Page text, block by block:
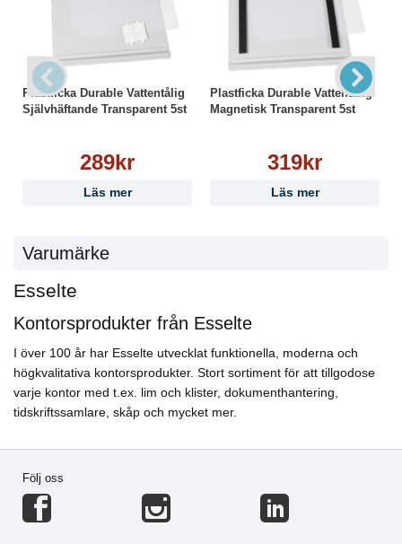
Plastficka Durable Vattentålig
Självhäftande Transparent 5st
289kr
Läs mer
Plastficka Durable Vattentålig
Magnetisk Transparent 5st
319kr
Läs mer
Varumärke
Esselte
Kontorsprodukter från Esselte
I över 100 år har Esselte utvecklat funktionella, moderna och
högkvalitativa kontorsprodukter. Stort sortiment för att tillgodose
varje kontor med t.ex. lim och klister, dokumenthantering,
tidskriftssamlare, skåp och mycket mer.
Följ oss